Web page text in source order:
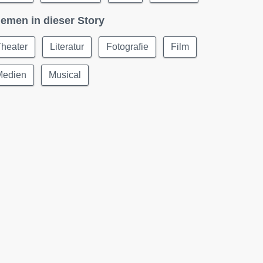
in dieser Story
Literatur Fotografie Film
Musical